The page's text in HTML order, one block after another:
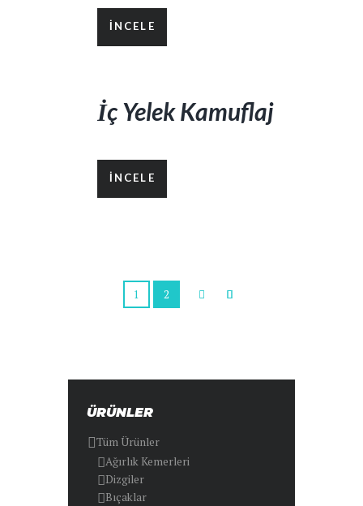
İNCELE
İç Yelek Kamuflaj
İNCELE
1 2
ÜRÜNLER
Tüm Ürünler
Ağırlık Kemerleri
Dizgiler
Bıçaklar